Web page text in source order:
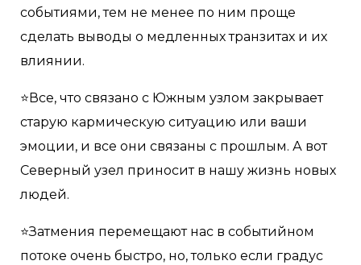
событиями, тем не менее по ним проще
сделать выводы о медленных транзитах и их
влиянии.
⭐️Все, что связано с Южным узлом закрывает
старую кармическую ситуацию или ваши
эмоции, и все они связаны с прошлым. А вот
Северный узел приносит в нашу жизнь новых
людей.
⭐️Затмения перемещают нас в событийном
потоке очень быстро, но, только если градус